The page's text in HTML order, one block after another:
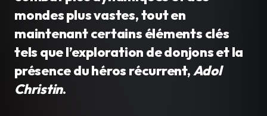
mondes plus vastes, tout en
maintenant certains éléments clés
tels que l’exploration de donjons et la
présence du héros récurrent,Adol
Christin.